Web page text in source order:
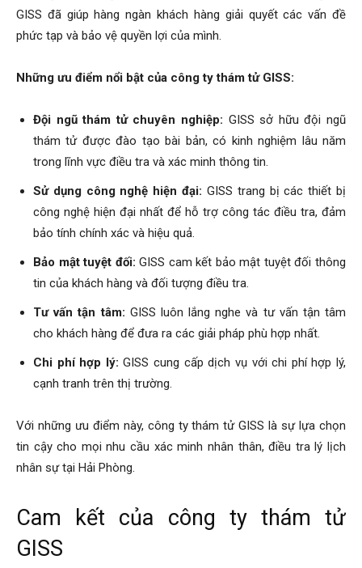
GISS đã giúp hàng ngàn khách hàng giải quyết các vấn đề
phức tạp và bảo vệ quyền lợi của mình.
Những ưu điểm nổi bật của công ty thám tử GISS:
Đội ngũ thám tử chuyên nghiệp: GISS sở hữu đội ngũ
thám tử được đào tạo bài bản, có kinh nghiệm lâu năm
trong lĩnh vực điều tra và xác minh thông tin.
Sử dụng công nghệ hiện đại: GISS trang bị các thiết bị
công nghệ hiện đại nhất để hỗ trợ công tác điều tra, đảm
bảo tính chính xác và hiệu quả.
Bảo mật tuyệt đối: GISS cam kết bảo mật tuyệt đối thông
tin của khách hàng và đối tượng điều tra.
Tư vấn tận tâm: GISS luôn lắng nghe và tư vấn tận tâm
cho khách hàng để đưa ra các giải pháp phù hợp nhất.
Chi phí hợp lý: GISS cung cấp dịch vụ với chi phí hợp lý,
cạnh tranh trên thị trường.
Với những ưu điểm này, công ty thám tử GISS là sự lựa chọn
tin cậy cho mọi nhu cầu xác minh nhân thân, điều tra lý lịch
nhân sự tại Hải Phòng.
Cam kết của công ty thám tử
GISS